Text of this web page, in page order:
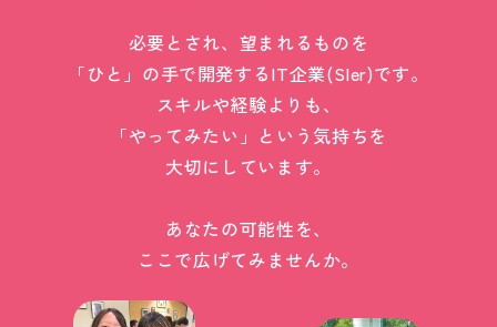
必要とされ、望まれるものを
「ひと」の手で開発するIT企業(SIer)です。
スキルや経験よりも、
「やってみたい」という気持ちを
大切にしています。
あなたの可能性を、
ここで広げてみませんか。